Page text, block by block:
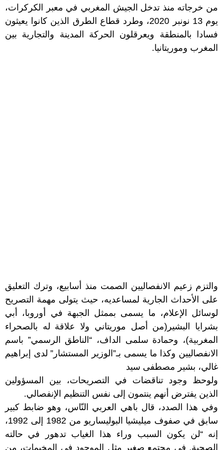
من خرجاته منذ تدخل الجيش المغربي في معبر الكركرات،
يوم 13 نونبر 2020، وطرد قطاع الطرق الذين كانوا يعيثون
فسادا بالمنطقة ويعرقلون الحركة المدينة والتجارية بين
المغرب وموريتانيا.
والتزم زعيم الانفصاليين الصمت منذ أسابيع، وترك التعليق
على الأحداث الجارية لمساعديه، حيث يتولى مهمة التصريح
لوسائل الإعلام، ما يسمى بممثل الجبهة في أوروبا، أبي
بشرايا البشير(من أصل موريتاني ولا علاقة له بالصحراء
المغربية)، وحمادة سلمى الداف، “الناطق الرسمي” باسم
الانفصاليين وكذا ما يسمى بـ”الوزير المستشار” لدى إبراهيم
غالي، بشير مصطفى سيد
ولوحظ وجود تناقضات في التصريحات، بين المسؤولين
الذين يفترض أنهم ينتمون إلى نفس التنظيم الإنفصالي.
وفي هذا الصدد، قال باهي العربي النّاس، وهو ضابط كبير
سابق في صفوف ميليشيا البوليساريو من 1982 إلى 1992،
إنه “لن يكون السبب وراء هذا الغياب تدهور في حالته
الصحية. في مجتمع صغير مثل الموجود في المخيمات، من